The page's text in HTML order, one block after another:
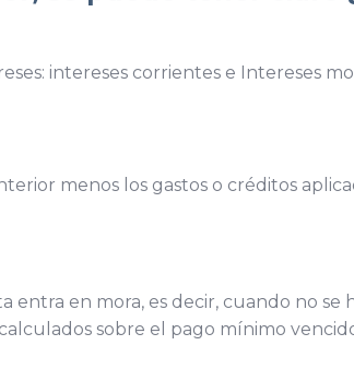
intereses corrientes e Intereses
menos los gastos o créditos
entra en mora, es decir, cuando no
sobre el pago mínimo